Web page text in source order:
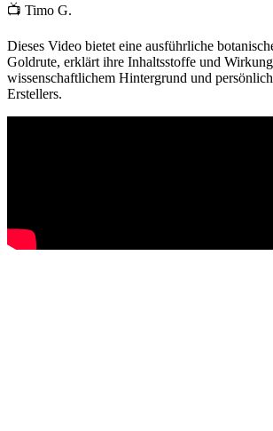
📺 Timo G.
Dieses Video bietet eine ausführliche
Goldrute, erklärt ihre Inhaltsstoffe und
wissenschaftlichem Hintergrund und
Erstellers.